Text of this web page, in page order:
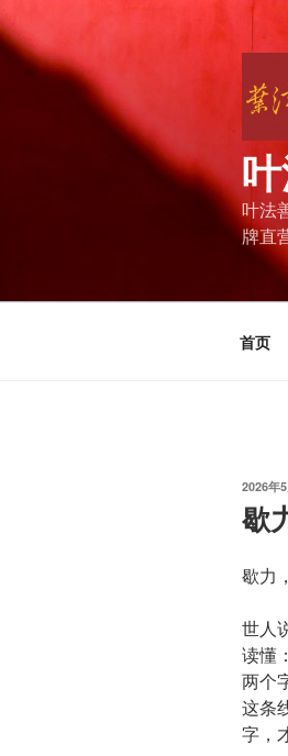
跳
至
叶法
牌直
首页
发
布
于
2026年
歇
歇力
世人
读懂
两个
这条
字，